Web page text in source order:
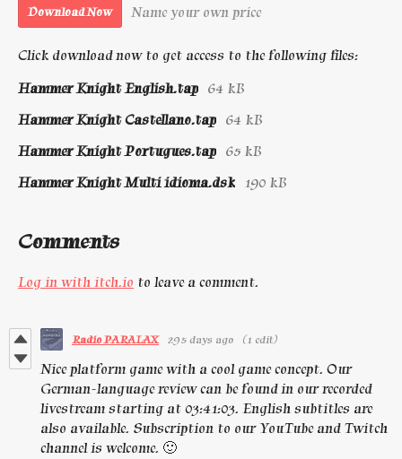
Download Now Name your own price
Click download now to get access to the following files:
Hammer Knight English.tap 64 kB
Hammer Knight Castellano.tap 64 kB
Hammer Knight Portugues.tap 65 kB
Hammer Knight Multi idioma.dsk 190 kB
Comments
Log in with itch.io to leave a comment.
Radio PARALAX 295 days ago (1 edit)
Nice platform game with a cool game concept. Our
German-language review can be found in our recorded
livestream starting at 03:41:03. English subtitles are
also available. Subscription to our YouTube and Twitch
channel is welcome. 🙂